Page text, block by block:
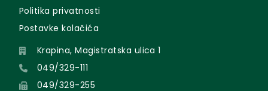
Politika privatnosti
Postavke kolačića
Krapina, Magistratska ulica 1
049/329-111
049/329-255